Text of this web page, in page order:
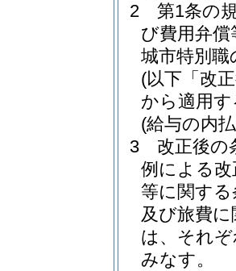
2
第1条の
び費用弁
城市特別
(以下「改
から適用
(給与の内
3
改正後の
例による
等に関す
及び旅費
は、それ
みなす。